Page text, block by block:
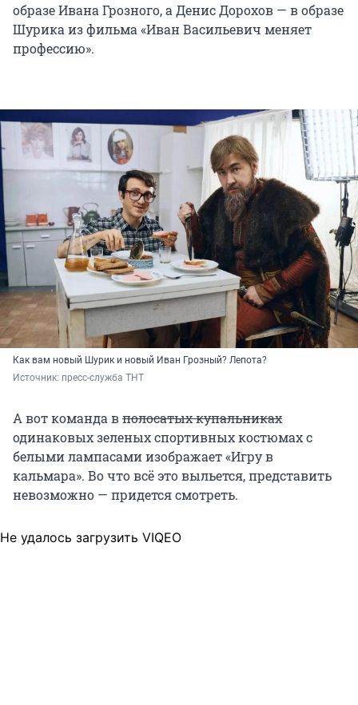
образе Ивана Грозного, а Денис Дорохов — в образе
Шурика из фильма «Иван Васильевич меняет
профессию».
Как вам новый Шурик и новый Иван Грозный? Лепота?
Источник: пресс-служба ТНТ
А вот команда вполосатых купальниках
одинаковых зеленых спортивных костюмах с
белыми лампасами изображает «Игру в
кальмара». Во что всё это выльется, представить
невозможно — придется смотреть.
Не удалось загрузить VIQEO